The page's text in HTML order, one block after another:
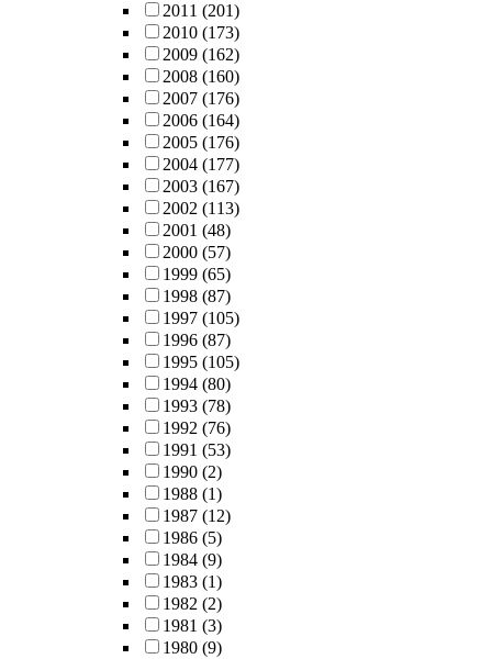
2011 (201)
2010 (173)
2009 (162)
2008 (160)
2007 (176)
2006 (164)
2005 (176)
2004 (177)
2003 (167)
2002 (113)
2001 (48)
2000 (57)
1999 (65)
1998 (87)
1997 (105)
1996 (87)
1995 (105)
1994 (80)
1993 (78)
1992 (76)
1991 (53)
1990 (2)
1988 (1)
1987 (12)
1986 (5)
1984 (9)
1983 (1)
1982 (2)
1981 (3)
1980 (9)